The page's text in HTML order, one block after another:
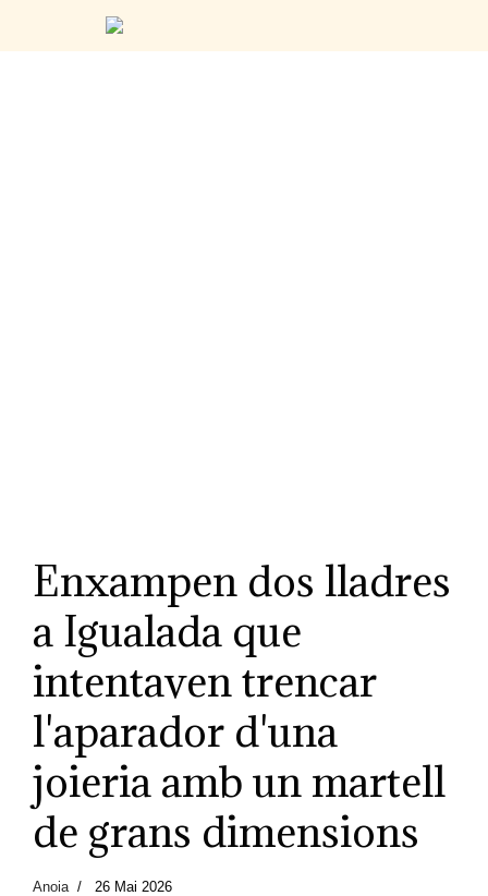
Enxampen dos lladres
a Igualada que
intentaven trencar
l'aparador d'una
joieria amb un martell
de grans dimensions
Anoia 26 Mai 2026